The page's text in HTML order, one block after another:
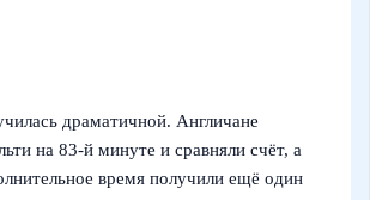
драматичной. Англичане
на 83‑й минуте и сравняли счёт, а
время получили ещё один